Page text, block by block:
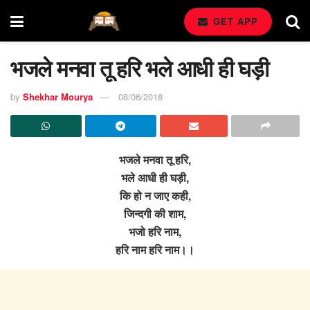
GET APP
भजले मनवा तू हरि भले आधी ही घड़ी
by Shekhar Mourya 08/06/2018
भजले मनवा तू हरि,
भले आधी ही घड़ी,
कि हो न जाए कही,
जिन्दगी की शाम,
भजो हरि नाम,
हरि नाम हरि नाम।।